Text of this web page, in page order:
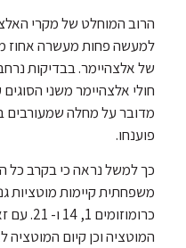
הרוב המוחלט של מקרי
למעשה פחות מעשרה אחוז
של אלצהיימר. בבדיקות
חולי אלצהיימר משני
מדובר על מחלה שמעורבים
פוענחו.
כך למשל נראה כי בקרב כל
משפחתית קיימות מוטציות
המוטציה וכן קיום המוטציה